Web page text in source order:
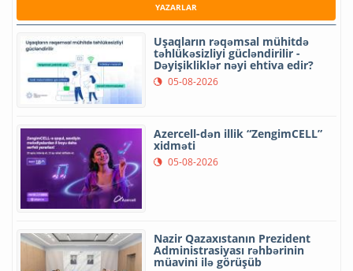
YAZARLAR
Uşaqların rəqəmsal mühitdə
təhlükəsizliyi gücləndirilir -
Dəyişikliklər nəyi ehtiva edir?
05-08-2026
Azercell-dən illik “ZengimCELL”
xidməti
05-08-2026
Nazir Qazaxıstanın Prezident
Administrasiyası rəhbərinin
müavini ilə görüşüb